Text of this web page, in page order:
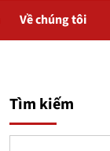
Về chúng tôi
Tìm kiếm